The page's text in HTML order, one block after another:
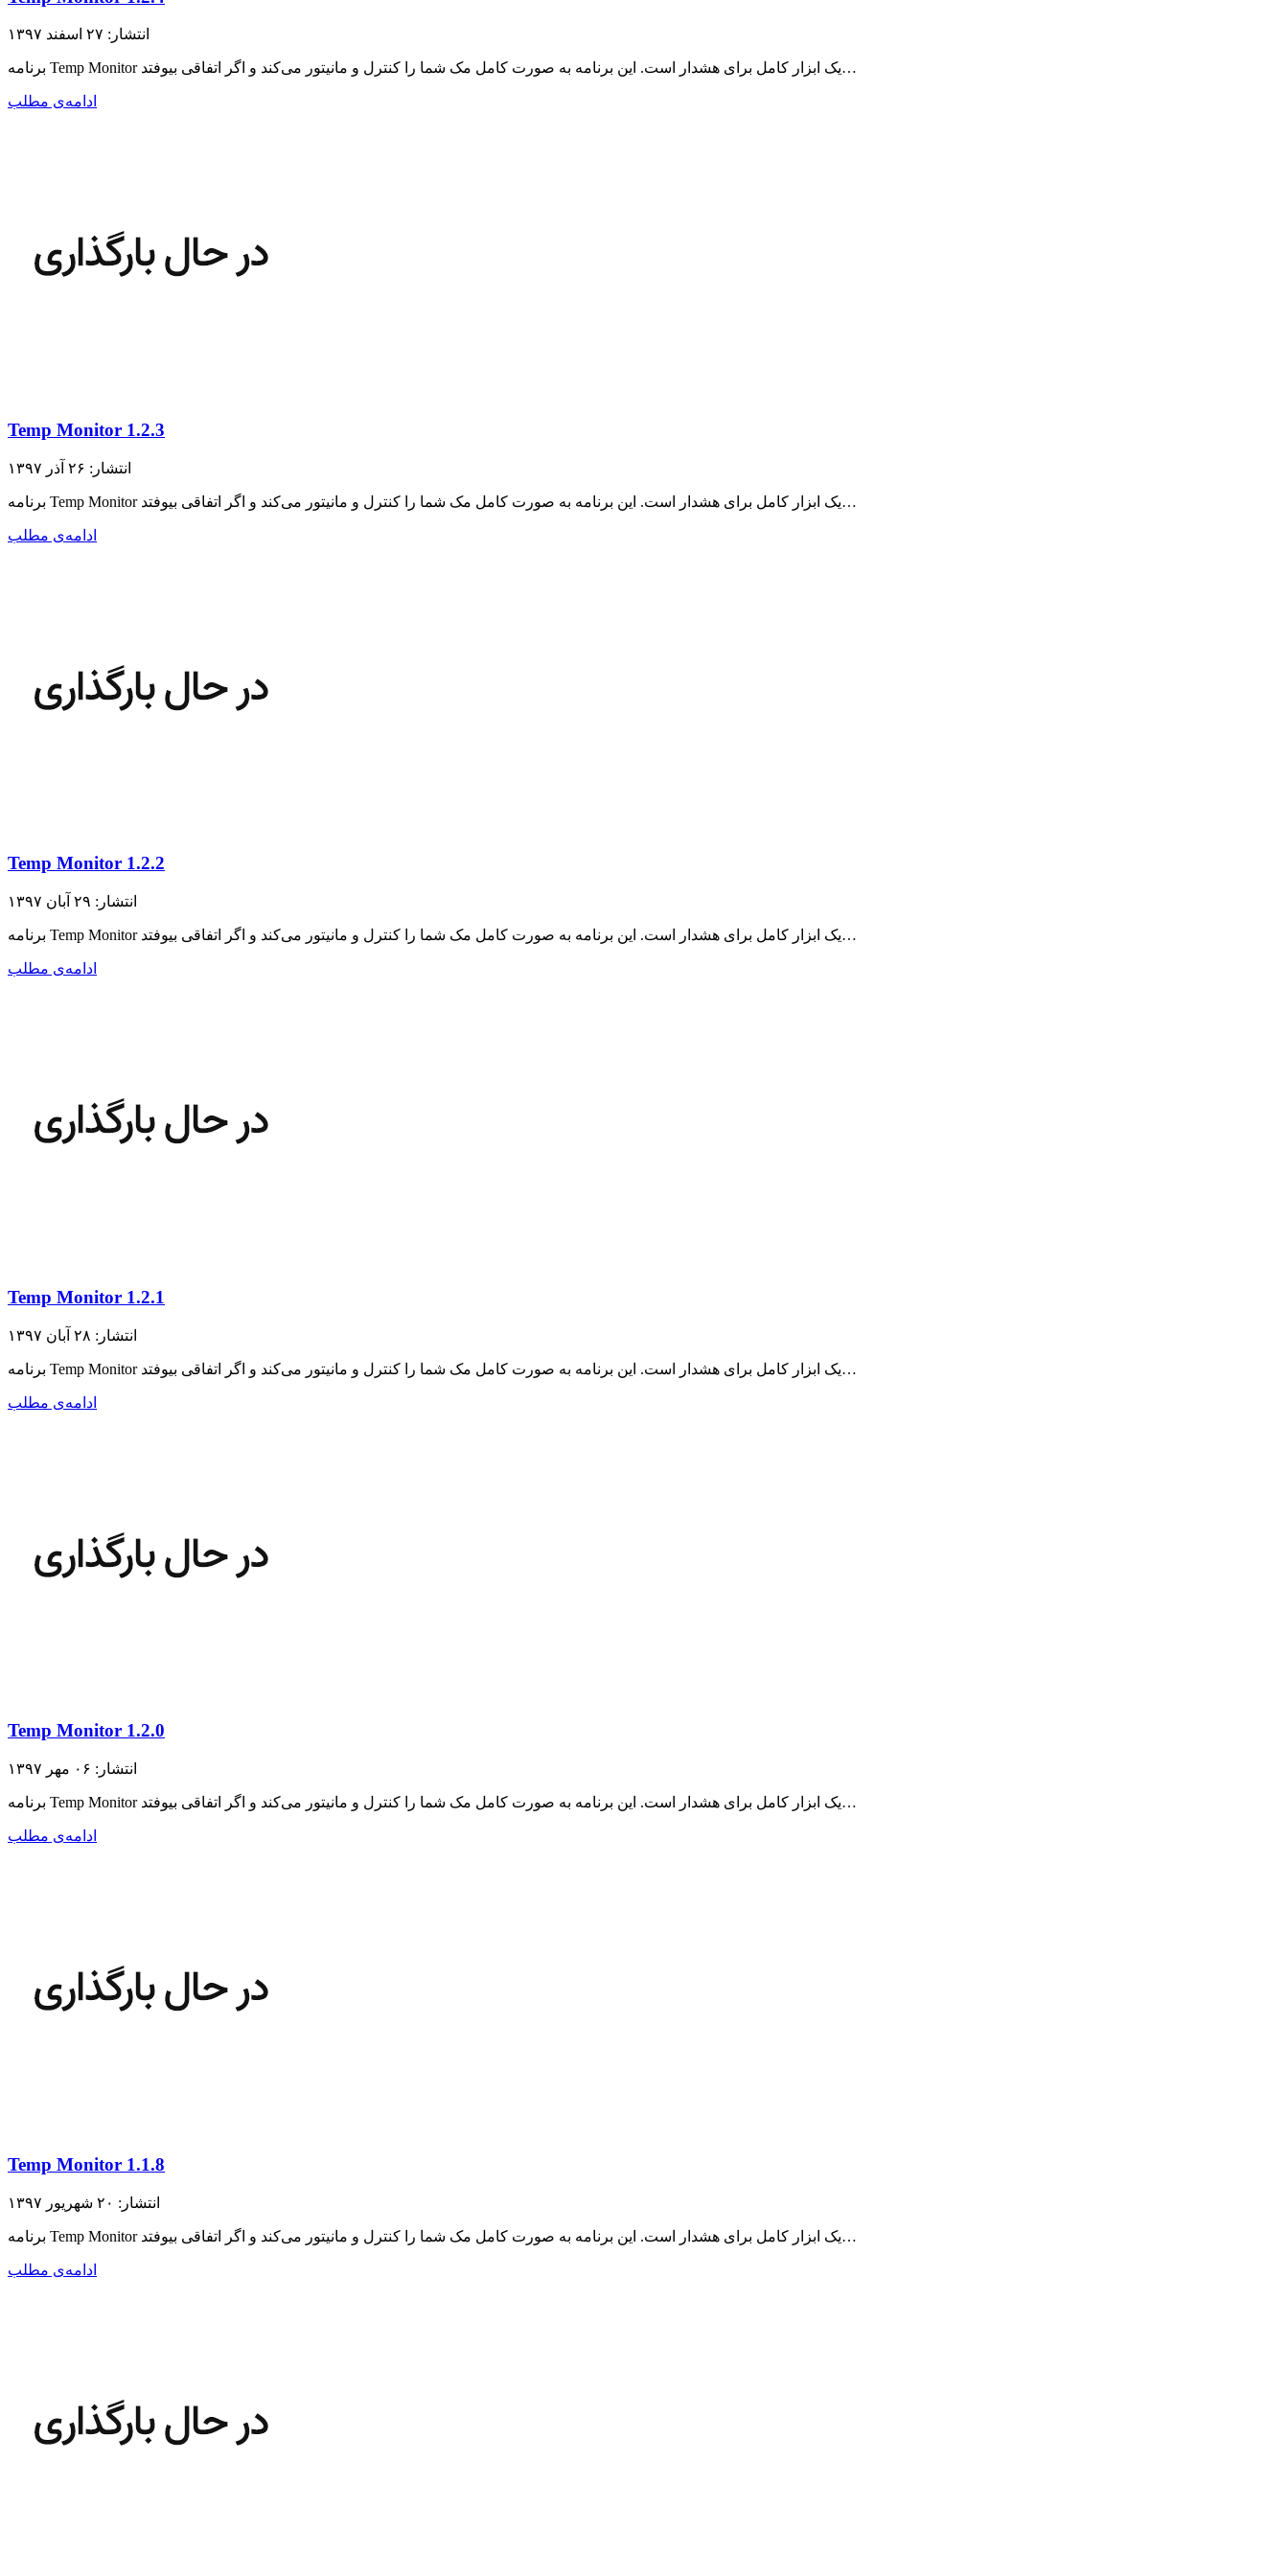
انتشار: ۲۷ اسفند ۱۳۹۷
برنامه Temp Monitor یک ابزار کامل برای هشدار است. این برنامه به صورت کامل مک شما را کنترل و مانیتور می‌کند و اگر اتفاقی بیوفتد…
ادامه‌ی مطلب
Temp Monitor 1.2.3
انتشار: ۲۶ آذر ۱۳۹۷
برنامه Temp Monitor یک ابزار کامل برای هشدار است. این برنامه به صورت کامل مک شما را کنترل و مانیتور می‌کند و اگر اتفاقی بیوفتد…
ادامه‌ی مطلب
Temp Monitor 1.2.2
انتشار: ۲۹ آبان ۱۳۹۷
برنامه Temp Monitor یک ابزار کامل برای هشدار است. این برنامه به صورت کامل مک شما را کنترل و مانیتور می‌کند و اگر اتفاقی بیوفتد…
ادامه‌ی مطلب
Temp Monitor 1.2.1
انتشار: ۲۸ آبان ۱۳۹۷
برنامه Temp Monitor یک ابزار کامل برای هشدار است. این برنامه به صورت کامل مک شما را کنترل و مانیتور می‌کند و اگر اتفاقی بیوفتد…
ادامه‌ی مطلب
Temp Monitor 1.2.0
انتشار: ۰۶ مهر ۱۳۹۷
برنامه Temp Monitor یک ابزار کامل برای هشدار است. این برنامه به صورت کامل مک شما را کنترل و مانیتور می‌کند و اگر اتفاقی بیوفتد…
ادامه‌ی مطلب
Temp Monitor 1.1.8
انتشار: ۲۰ شهریور ۱۳۹۷
برنامه Temp Monitor یک ابزار کامل برای هشدار است. این برنامه به صورت کامل مک شما را کنترل و مانیتور می‌کند و اگر اتفاقی بیوفتد…
ادامه‌ی مطلب